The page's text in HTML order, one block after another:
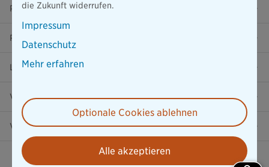
Presse
Ratgeber
Lob & Kritik
Versicherung in der Nähe
Vertrag widerrufen
die Zukunft widerrufen.
Impressum
Datenschutz
Mehr erfahren
Optionale Cookies ablehnen
Alle akzeptieren